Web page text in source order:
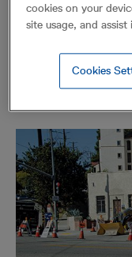
Soluzioni per il
cookies on your
site usage, and
Cookies